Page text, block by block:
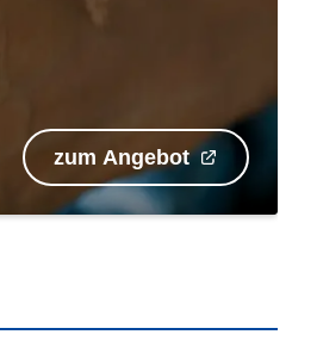
zum Angebot